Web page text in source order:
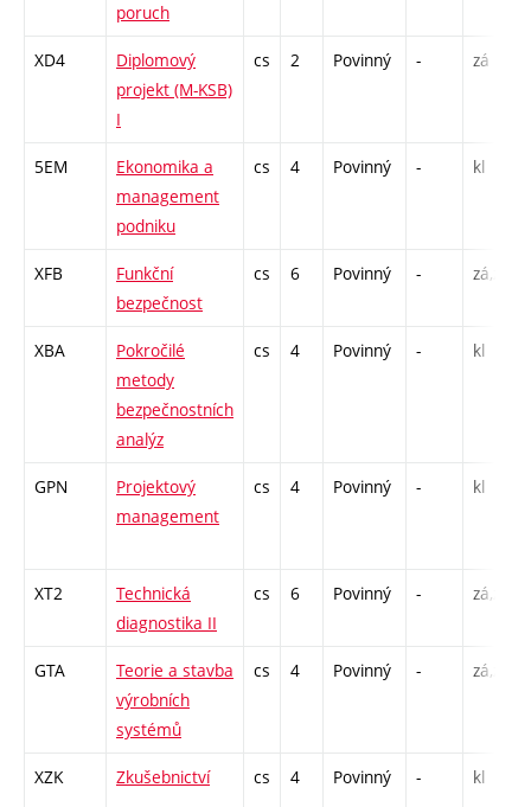
poruch
XD4
Diplomový
projekt (M-KSB)
I
cs 2 Povinný - zá
5EM
Ekonomika a
management
podniku
cs 4 Povinný - kl
XFB
Funkční
bezpečnost
cs 6 Povinný - zá,zk
XBA
Pokročilé
metody
bezpečnostních
analýz
cs 4 Povinný - kl
GPN
Projektový
management
cs 4 Povinný - kl
XT2
Technická
diagnostika II
cs 6 Povinný - zá,zk
GTA
Teorie a stavba
výrobních
systémů
cs 4 Povinný - zá,zk
XZK Zkušebnictví cs 4 Povinný - kl